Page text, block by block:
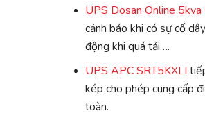
UPS Dosan Online
cảnh báo khi có sự cố
động khi quá tải….
UPS APC SRT5KXLI
kép cho phép cung cấp
toàn.